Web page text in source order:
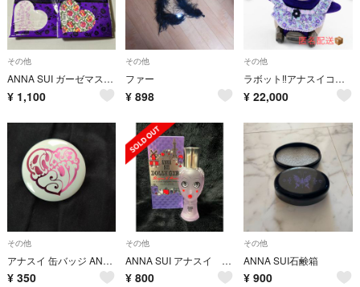
その他
ANNA SUI ガーゼマスク 2枚
¥ 1,100
その他
ファー
¥ 898
その他
ラボット‼️アナスイコラボ服‼️
¥ 22,000
その他
アナスイ 缶バッジ ANNA SUI
¥ 350
その他
ANNA SUI アナスイ 香水 ドリーガール
¥ 800
その他
ANNA SUI石鹸箱
¥ 900